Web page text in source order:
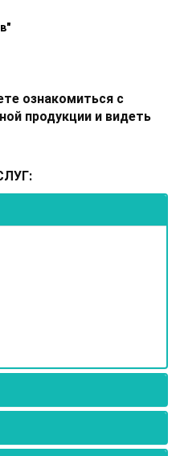
ознакомиться с
продукции и видеть